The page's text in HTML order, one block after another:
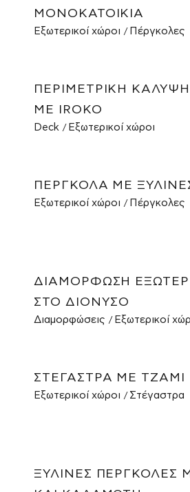
ΜΟΝΟΚΑΤΟΙΚΊΑ
Εξωτερικοί χώροι Πέργκολες
ΠΕΡΙΜΕΤΡΙΚΉ ΚΆΛΥΨΗ
ΜΕ IROKO
Deck Εξωτερικοί χώροι
ΠΈΡΓΚΟΛΑ ΜΕ
Εξωτερικοί χώροι Πέργκολες
ΔΙΑΜΌΡΦΩΣΗ
ΣΤΟ ΔΙΌΝΥΣΟ
Διαμορφώσεις Εξωτερικοί
ΣΤΈΓΑΣΤΡΑ ΜΕ ΤΖΆΜΙ
Εξωτερικοί χώροι Στέγαστρα
ΞΎΛΙΝΕΣ ΠΈΡΓΚΟΛΕΣ